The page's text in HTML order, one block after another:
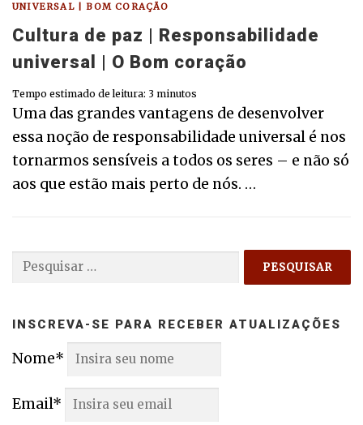
UNIVERSAL | BOM CORAÇÃO
Cultura de paz | Responsabilidade
universal | O Bom coração
Tempo estimado de leitura: 3 minutos
Uma das grandes vantagens de desenvolver
essa noção de responsabilidade universal é nos
tornarmos sensíveis a todos os seres – e não só
aos que estão mais perto de nós. …
Pesquisar
INSCREVA-SE PARA RECEBER ATUALIZAÇÕES
Nome*
Email*